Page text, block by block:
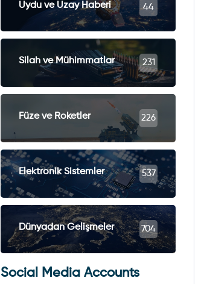
Uydu ve Uzay Haberi 44
Silah ve Mühimmatlar 231
Füze ve Roketler 226
Elektronik Sistemler 537
Dünyadan Gelişmeler 704
Social Media Accounts